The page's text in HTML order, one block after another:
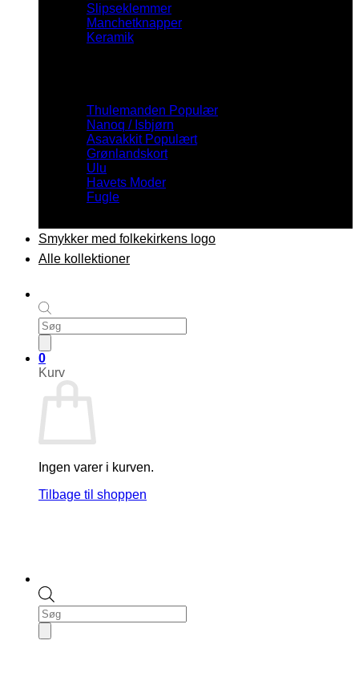
Products
search
0
Kurv
Ingen varer i kurven.
Tilbage til shoppen
Slipseklemmer
Manchetknapper
Keramik
Thulemanden
Nanoq / Isbjørn
Asavakkit
Grønlandskort
Ulu
Havets Moder
Fugle
Smykker med folkekirkens logo
Alle kollektioner
Products
search